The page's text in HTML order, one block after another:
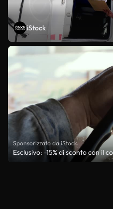
iStock
Sponsorizzato da iStock
Esclusivo: -15% di sconto con il